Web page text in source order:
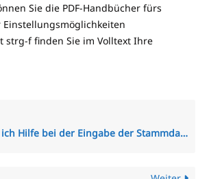
Sie die PDF-Handbücher fürs
strg-f finden Sie im Volltext Ihre
Hilfe bei der Eingabe der Stammdaten?